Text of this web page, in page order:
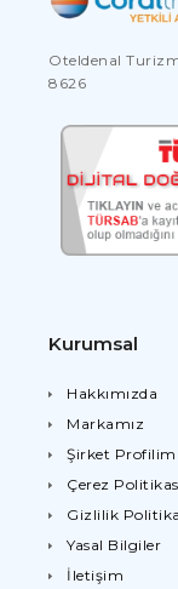
ederiz.
Oteldenal
8626
Kurumsal
Hakkımızda
Markamız
Şirket
Çerez
Gizlilik
Yasal Bilgiler
İletişim